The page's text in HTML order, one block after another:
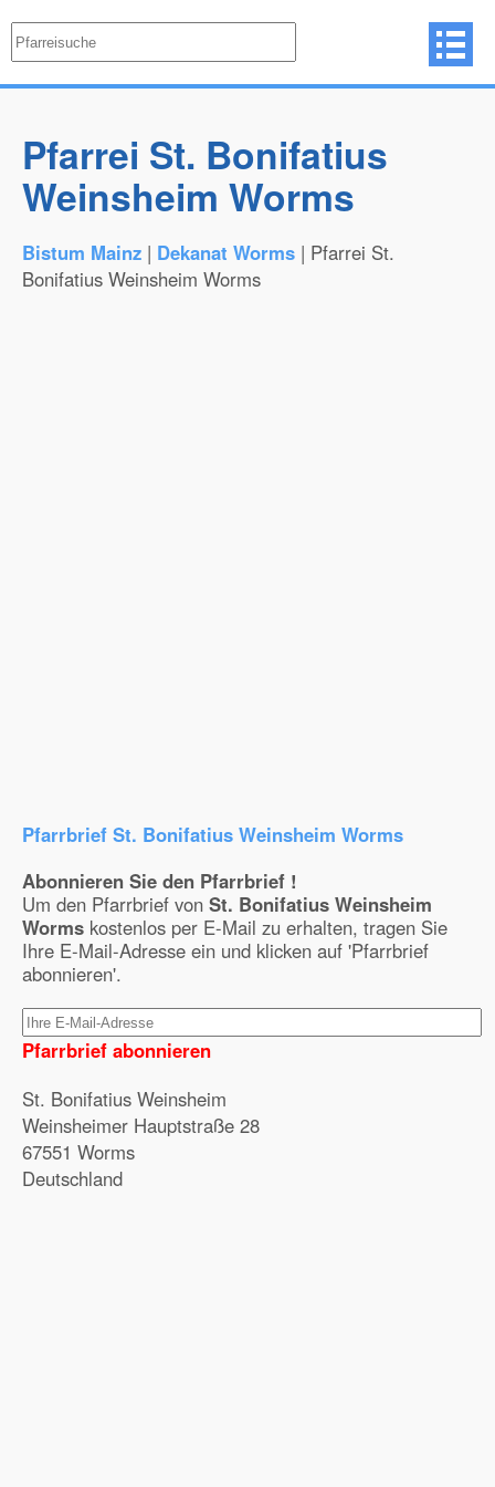
Pfarrei St. Bonifatius
Weinsheim Worms
Bistum Mainz | Dekanat Worms | Pfarrei St.
Bonifatius Weinsheim Worms
Pfarrbrief St. Bonifatius Weinsheim Worms
Abonnieren Sie den Pfarrbrief !
Um den Pfarrbrief von St. Bonifatius Weinsheim
Worms kostenlos per E-Mail zu erhalten, tragen Sie
Ihre E-Mail-Adresse ein und klicken auf 'Pfarrbrief
abonnieren'.
Pfarrbrief abonnieren
St. Bonifatius Weinsheim
Weinsheimer Hauptstraße 28
67551 Worms
Deutschland